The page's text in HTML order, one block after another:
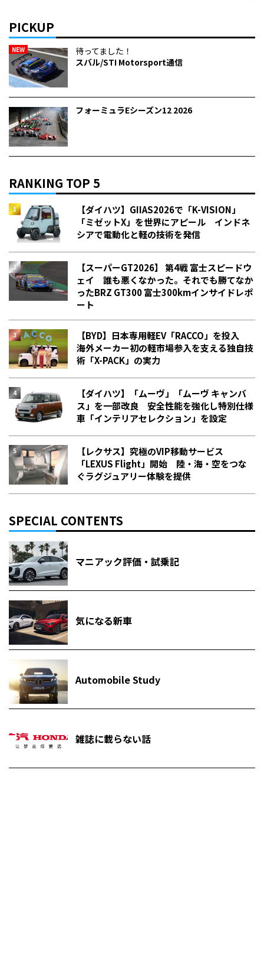
PICKUP
NEW
待ってました！
スバル/STI Motorsport通信
フォーミュラEシーズン12 2026
RANKING TOP 5
【ダイハツ】GIIAS2026で「K-VISION」
「ミゼットX」を世界にアピール インドネ
シアで電動化と軽の技術を発信
【スーパーGT2026】 第4戦 富士スピードウ
ェイ 誰も悪くなかった。それでも勝てなか
った――BRZ GT300 富士300kmインサイドレポ
ート
【BYD】日本専用軽EV「RACCO」を投入
海外メーカー初の軽市場参入を支える独自技
術「X-PACK」の実力
【ダイハツ】「ムーヴ」「ムーヴ キャンバ
ス」を一部改良 安全性能を強化し特別仕様
車「インテリアセレクション」を設定
【レクサス】究極のVIP移動サービス
「LEXUS Flight」開始 陸・海・空をつな
ぐラグジュアリー体験を提供
SPECIAL CONTENTS
マニアック評価・試乗記
気になる新車
Automobile Study
雑誌に載らない話